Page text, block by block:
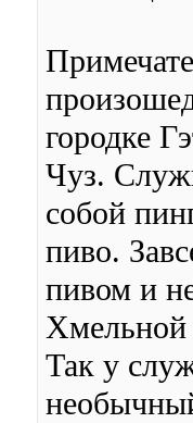
городке
Чуз.
собой
пиво.
пивом и
Хмельной
Так у